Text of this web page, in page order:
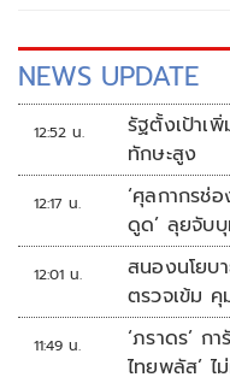
NEWS UPDATE
12:52 น.
รัฐตั้งเป้าเ
ทักษะสูง
12:17 น.
‘ศุลกากรช่
ดูด’ ลุยจับบุ
12:01 น.
สนองนโยบ
ตรวจเข้ม
11:49 น.
‘ภราดร’ ก
ไทยพลัส’ ไ